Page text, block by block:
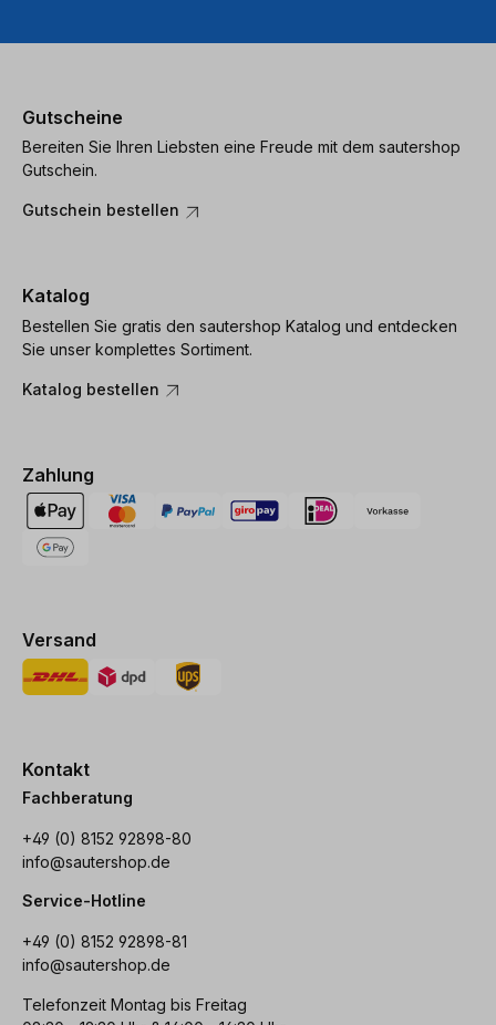
Gutscheine
Bereiten Sie Ihren Liebsten eine Freude mit dem sautershop
Gutschein.
Gutschein bestellen
Katalog
Bestellen Sie gratis den sautershop Katalog und entdecken
Sie unser komplettes Sortiment.
Katalog bestellen
Zahlung
Versand
Kontakt
Fachberatung
+49 (0) 8152 92898-80
info@sautershop.de
Service-Hotline
+49 (0) 8152 92898-81
info@sautershop.de
Telefonzeit Montag bis Freitag